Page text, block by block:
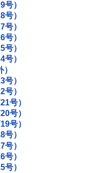
）
）
）
）
）
）
）
）
号）
号）
号）
）
）
）
）